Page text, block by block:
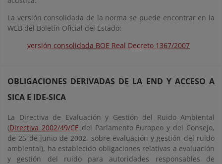
La versión consolidada de la norma se puede encontrar en la
WEB del Boletín Oficial del Estado:
versión consolidada BOE Real Decreto 1367/2007
OBLIGACIONES DERIVADAS DE LA END Y ACCESO A
SICA E IDE-SICA
La Directiva de Evaluación y Gestión del Ruido Ambiental
(Directiva 2002/49/CE del Parlamento Europeo y del Consejo,
de 25 de junio de 2002, sobre evaluación y gestión del ruido
ambiental), ha establecido obligaciones relativas a evaluación
y gestión del ruido para autoridades responsables de